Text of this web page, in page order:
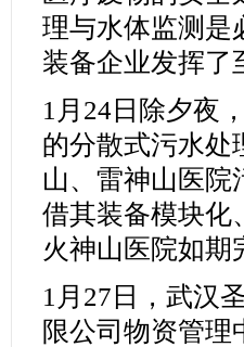
理与水体监测是
装备企业发挥了
1月24日除夕夜
的分散式污水处
山、雷神山医院
借其装备模块化
火神山医院如期
1月27日，武汉
限公司物资管